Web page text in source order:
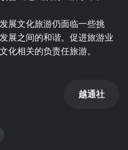
展文化旅游仍面临一些挑
展之间的和谐。促进旅游业
化相关的负责任旅游。
越通社